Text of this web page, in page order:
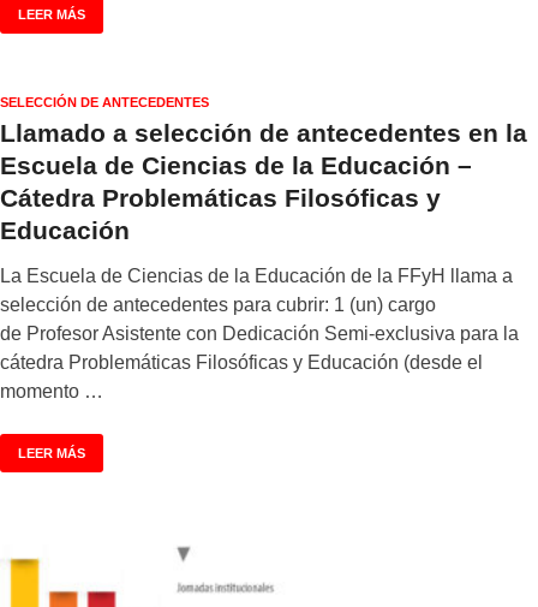
LEER MÁS
SELECCIÓN DE ANTECEDENTES
Llamado a selección de antecedentes en la
Escuela de Ciencias de la Educación –
Cátedra Problemáticas Filosóficas y
Educación
La Escuela de Ciencias de la Educación de la FFyH llama a
selección de antecedentes para cubrir: 1 (un) cargo
de Profesor Asistente con Dedicación Semi-exclusiva para la
cátedra Problemáticas Filosóficas y Educación (desde el
momento …
LEER MÁS